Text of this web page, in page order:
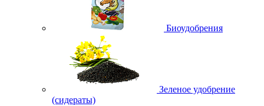
Биоудобрения
Зеленое удобрение
(сидераты)